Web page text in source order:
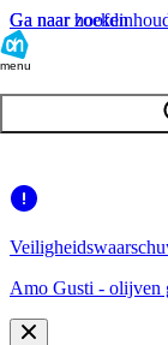
Ga naar
Ga naar zoeken
menu
Amo Gusti - olijven